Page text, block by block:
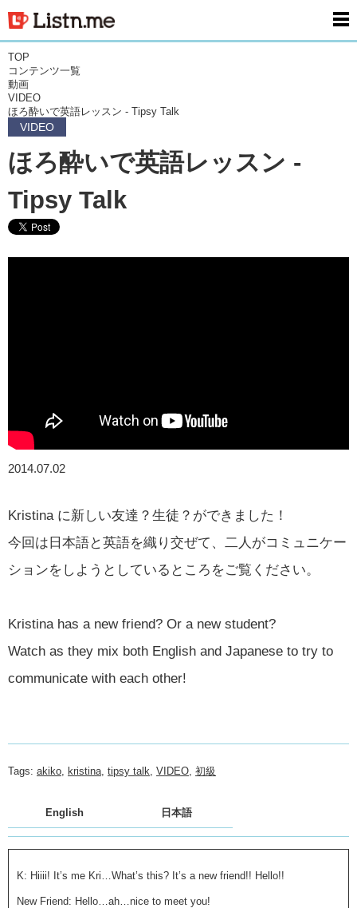
TOP
コンテンツ一覧
動画
VIDEO
ほろ酔いで英語レッスン - Tipsy Talk
VIDEO
ほろ酔いで英語レッスン -
Tipsy Talk
2014.07.02
Kristina に新しい友達？生徒？ができました！
今回は日本語と英語を織り交ぜて、二人がコミュニケー
ションをしようとしているところをご覧ください。
Kristina has a new friend? Or a new student?
Watch as they mix both English and Japanese to try to
communicate with each other!
Tags: akiko, kristina, tipsy talk, VIDEO, 初級
English 日本語
K: Hiiii! It’s me Kri…What’s this? It’s a new friend!! Hello!!
New Friend: Hello…ah…nice to meet you!